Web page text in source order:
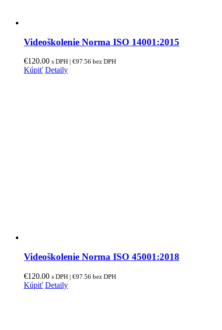
Videoškolenie Norma ISO 14001:2015
€120.00 s DPH | €97.56 bez DPH
Kúpiť Detaily
Videoškolenie Norma ISO 45001:2018
€120.00 s DPH | €97.56 bez DPH
Kúpiť Detaily